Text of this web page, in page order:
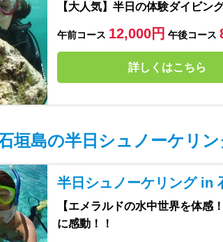
【大人気】半日の体験ダイビン
午前コース 12,000円 午後コース
詳しくはこちら
垣島の半日シュノーケリ
半日シュノーケリング in
【エメラルドの水中世界を体感
に感動！！